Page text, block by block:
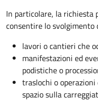
In particolare, la richiesta
consentire lo svolgimento
lavori o cantieri che
manifestazioni ed
podistiche o
traslochi o
spazio sulla